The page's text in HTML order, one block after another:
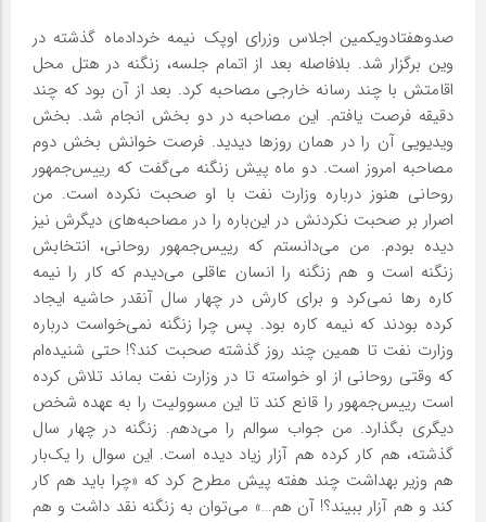
صدو‌هفتاد‌و‌یکمین اجلاس وزرای اوپک نیمه خردادماه گذشته در
وین برگزار شد. بلافاصله بعد از اتمام جلسه، زنگنه در هتل محل
اقامتش با چند رسانه خارجی مصاحبه کرد. بعد از آن بود که چند
دقیقه فرصت یافتم. این مصاحبه در دو بخش انجام شد. بخش
ویدیویی آن را در همان روزها دیدید. فرصت خوانش بخش دوم
مصاحبه امروز است. دو ماه پیش زنگنه می‌گفت که رییس‌جمهور
روحانی هنوز درباره وزارت نفت با او صحبت نکرده است. من
اصرار بر صحبت نکردنش در این‌باره را در مصاحبه‌های دیگرش نیز
دیده بودم. من می‌دانستم که رییس‌جمهور روحانی، انتخابش
زنگنه است و هم زنگنه را انسان عاقلی می‌دیدم که کار را نیمه
کاره رها نمی‌کرد و برای کارش در چهار سال آنقدر حاشیه ایجاد
کرده بودند که نیمه کاره بود. پس چرا زنگنه نمی‌خواست درباره
وزارت نفت تا همین چند روز گذشته صحبت کند؟! حتی شنیده‌ام
که وقتی روحانی از او خواسته تا در وزارت نفت بماند تلاش کرده
است رییس‌جمهور را قانع کند تا این مسوولیت را به عهده شخص
دیگری بگذارد. من جواب سوالم را می‌دهم. زنگنه در چهار سال
گذشته، هم کار کرده هم آزار زیاد دیده است. این سوال را یک‌بار
هم وزیر بهداشت چند هفته پیش مطرح کرد که «چرا باید هم کار
کند و هم آزار ببیند؟! آن هم…» می‌توان به زنگنه نقد داشت و هم